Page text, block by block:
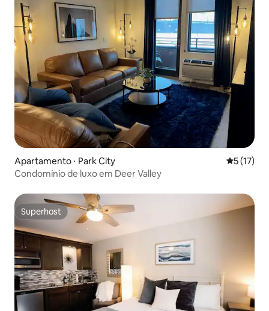
Apartamento ⋅ Park City 5 de uma
5 (17)
Condomínio de luxo em Deer Valley
Superhost
Superhost